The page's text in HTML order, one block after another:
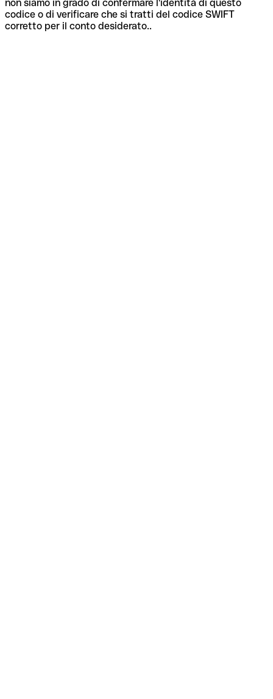
non siamo in grado di confermare l'identità di questo
codice o di verificare che si tratti del codice SWIFT
corretto per il conto desiderato..